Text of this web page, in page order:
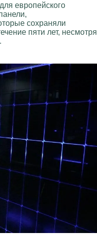
европейского
сохраняли
пяти лет, несмотря